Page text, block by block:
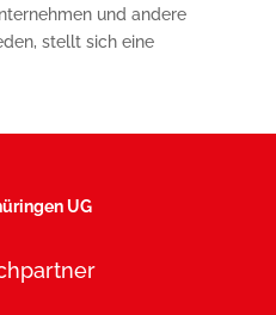
und andere
stellt sich eine
UG